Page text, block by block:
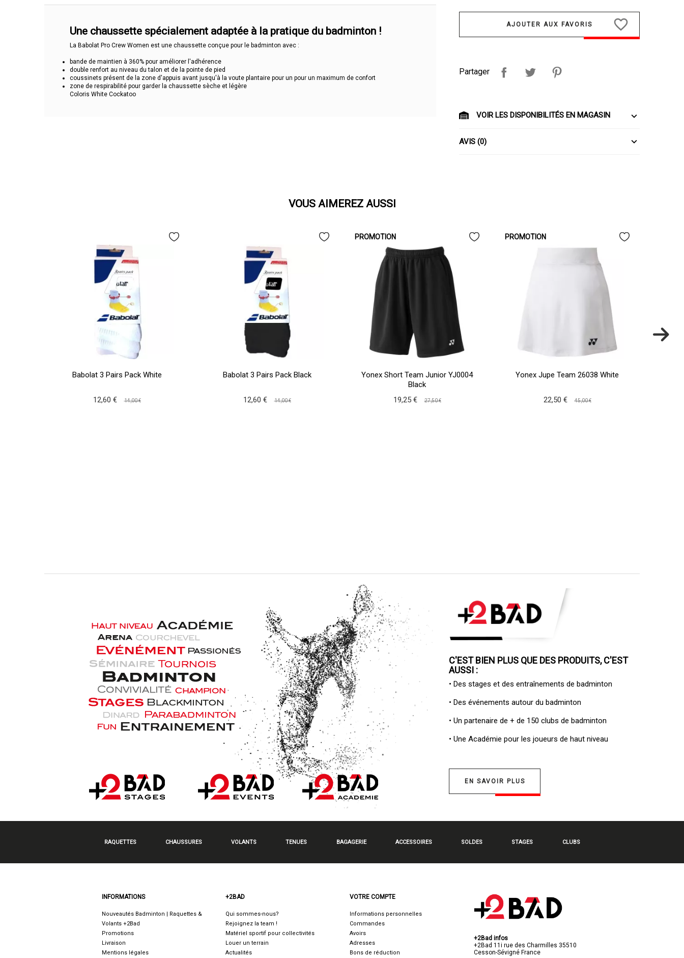
Une chaussette spécialement adaptée à la pratique du badminton !
La Babolat Pro Crew Women est une chaussette conçue pour le badminton avec :
bande de maintien à 360% pour améliorer l'adhérence
double renfort au niveau du talon et de la pointe de pied
coussinets présent de la zone d'appuis avant jusqu'à la voute plantaire pour un pour un maximum de confort
zone de respirabilité pour garder la chaussette sèche et légère
Coloris White Cockatoo
favorite_border
Partager
VOIR LES DISPONIBILITÉS EN MAGASIN
AVIS (0)
VOUS AIMEREZ AUSSI
Babolat 3 Pairs Pack White
12,60 € 14,00 €
Babolat 3 Pairs Pack Black
12,60 € 14,00 €
PROMOTION
Yonex Short Team Junior YJ0004
Black
19,25 €
27,50 €
PROMOTION
Yonex Jupe Team 26038 White
22,50 € 45,00 €
C'EST BIEN PLUS QUE DES PRODUITS, C'EST
AUSSI :
• Des stages et des entraînements de badminton
• Des événements autour du badminton
• Un partenaire de + de 150 clubs de badminton
• Une Académie pour les joueurs de haut niveau
EN SAVOIR PLUS
RAQUETTES CHAUSSURES VOLANTS TENUES BAGAGERIE ACCESSOIRES SOLDES STAGES CLUBS
INFORMATIONS
Nouveautés Badminton | Raquettes &
Volants +2Bad
Promotions
Livraison
Mentions légales
+2BAD
Qui sommes-nous?
Rejoignez la team !
Matériel sportif pour collectivités
Louer un terrain
Actualités
VOTRE COMPTE
Informations personnelles
Commandes
Avoirs
Adresses
Bons de réduction
+2Bad infos
+2Bad 11i rue des Charmilles 35510
Cesson-Sévigné France